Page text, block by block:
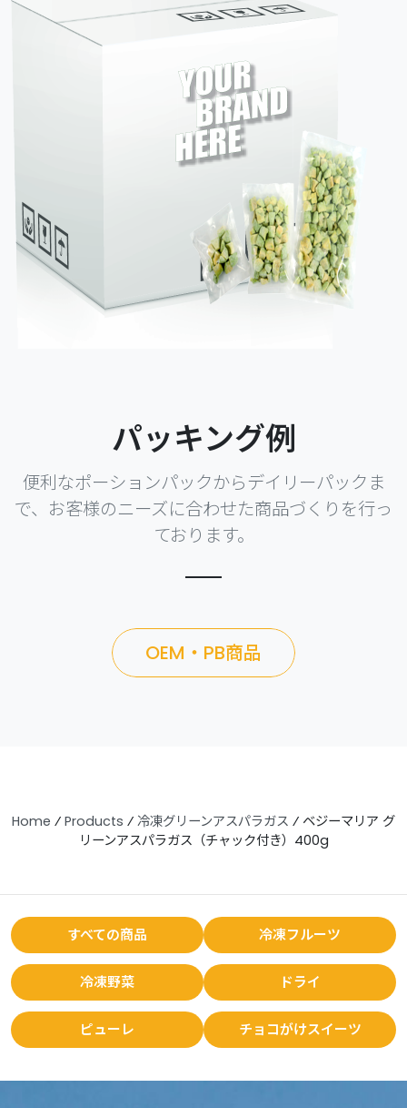
パッキング例
便利なポーションパックからデイリーパックま
で、お客様のニーズに合わせた商品づくりを行っ
ております。
OEM・PB商品
Home ⁄ Products ⁄ 冷凍グリーンアスパラガス ⁄ ベジーマリア グ
リーンアスパラガス（チャック付き）400g
すべての商品 冷凍フルーツ
冷凍野菜 ドライ
ピューレ チョコがけスイーツ